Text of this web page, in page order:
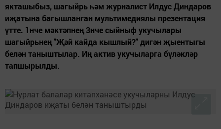
якташыбыз, шагыйрь һәм журналист Илдус Диндаров
иҗатына багышланган мультимедиялы презентация
үтте. 1нче мәктәпнең 3нче сыйныф укучылары
шагыйрьнең "Җәй кайда кышлый?" дигән җыентыгы
белән таныштылар. Иң актив укучыларга бүләкләр
тапшырылды.